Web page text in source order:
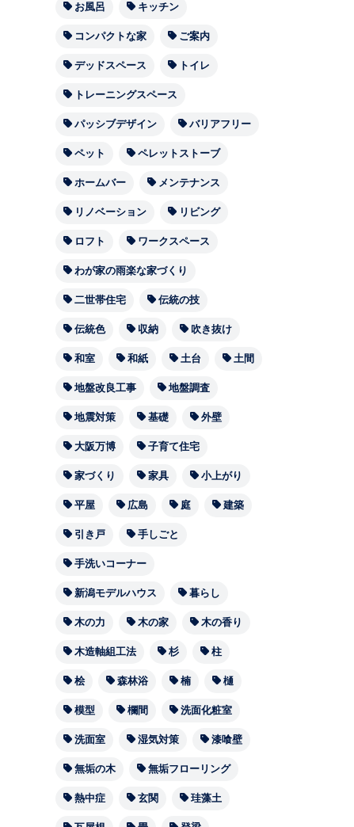
お風呂 キッチン
コンパクトな家 ご案内
デッドスペース トイレ
トレーニングスペース
パッシブデザイン バリアフリー
ペット ペレットストーブ
ホームバー メンテナンス
リノベーション リビング
ロフト ワークスペース
わが家の雨楽な家づくり
二世帯住宅 伝統の技
伝統色 収納 吹き抜け
和室 和紙 土台 土間
地盤改良工事 地盤調査
地震対策 基礎 外壁
大阪万博 子育て住宅
家づくり 家具 小上がり
平屋 広島 庭 建築
引き戸 手しごと
手洗いコーナー
新潟モデルハウス 暮らし
木の力 木の家 木の香り
木造軸組工法 杉 柱
桧 森林浴 楠 樋
模型 欄間 洗面化粧室
洗面室 湿気対策 漆喰壁
無垢の木 無垢フローリング
熱中症 玄関 珪藻土